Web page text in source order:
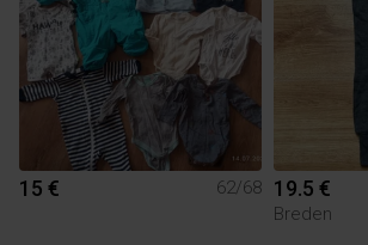
15 € 62/68 19.5 €
Breden